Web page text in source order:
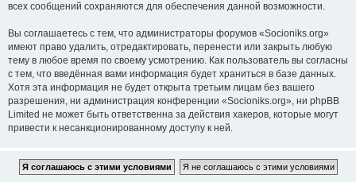
всех сообщений сохраняются для обеспечения данной возможности.
Вы соглашаетесь с тем, что администраторы форумов «Socioniks.org»
имеют право удалить, отредактировать, перенести или закрыть любую
тему в любое время по своему усмотрению. Как пользователь вы согласны
с тем, что введённая вами информация будет храниться в базе данных.
Хотя эта информация не будет открыта третьим лицам без вашего
разрешения, ни администрация конференции «Socioniks.org», ни phpBB
Limited не может быть ответственна за действия хакеров, которые могут
привести к несанкционированному доступу к ней.